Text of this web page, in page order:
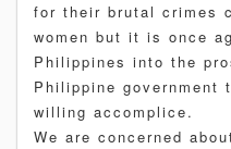
for their brutal crimes
women but it is once
Philippines into the
Philippine
willing accomplice.
We are concerned